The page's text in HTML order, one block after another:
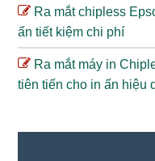
Ra mắt chipless
ấn tiết kiệm chi phí
Ra mắt máy in
tiên tiến cho in ấn hiệu